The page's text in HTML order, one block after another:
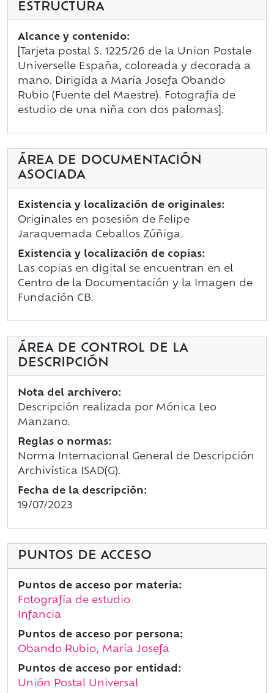
ESTRUCTURA
Alcance y contenido:
[Tarjeta postal S. 1225/26 de la Union Postale
Universelle España, coloreada y decorada a
mano. Dirigida a María Josefa Obando
Rubio (Fuente del Maestre). Fotografía de
estudio de una niña con dos palomas].
ÁREA DE DOCUMENTACIÓN
ASOCIADA
Existencia y localización de originales:
Originales en posesión de Felipe
Jaraquemada Ceballos Zúñiga.
Existencia y localización de copias:
Las copias en digital se encuentran en el
Centro de la Documentación y la Imagen de
Fundación CB.
ÁREA DE CONTROL DE LA
DESCRIPCIÓN
Nota del archivero:
Descripción realizada por Mónica Leo
Manzano.
Reglas o normas:
Norma Internacional General de Descripción
Archivística ISAD(G).
Fecha de la descripción:
19/07/2023
PUNTOS DE ACCESO
Puntos de acceso por materia:
Fotografía de estudio
Infancia
Puntos de acceso por persona:
Obando Rubio, María Josefa
Puntos de acceso por entidad:
Unión Postal Universal